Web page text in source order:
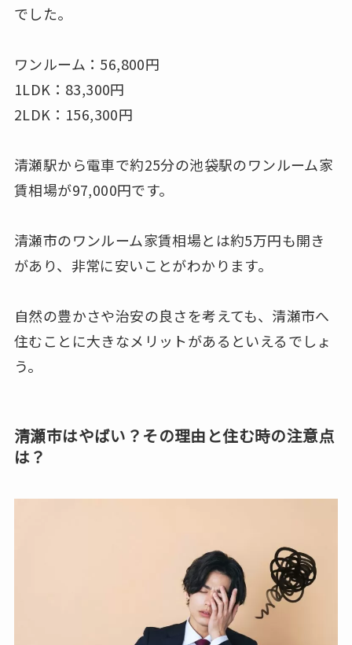
でした。
ワンルーム：56,800円
1LDK：83,300円
2LDK：156,300円
清瀬駅から電車で約25分の池袋駅のワンルーム家
賃相場が97,000円です。
清瀬市のワンルーム家賃相場とは約5万円も開き
があり、非常に安いことがわかります。
自然の豊かさや治安の良さを考えても、清瀬市へ
住むことに大きなメリットがあるといえるでしょ
う。
清瀬市はやばい？その理由と住む時の注意点
は？